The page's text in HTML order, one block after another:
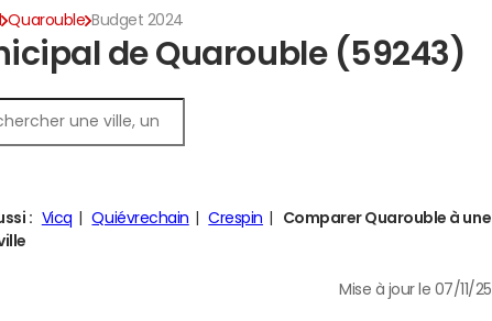
Quarouble Budget 2024
de Quarouble (59243)
: Vicq Quiévrechain Crespin
Comparer Quarouble à une
Mise à jour le 07/11/25